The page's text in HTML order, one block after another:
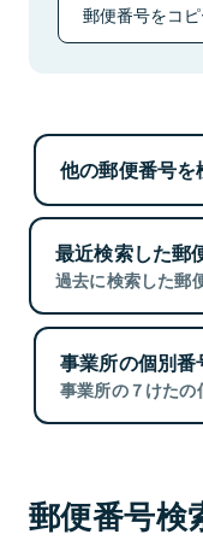
郵便番号をコ
他の郵便番号を
最近検索した郵
過去に検索した郵
事業所の個別番
事業所の７けたの
郵便番号検